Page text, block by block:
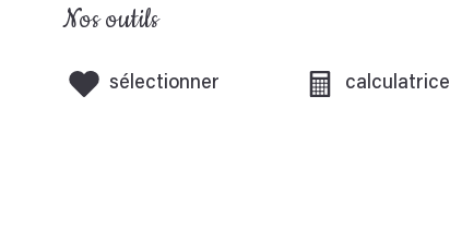
Nos outils
sélectionner calculatrice